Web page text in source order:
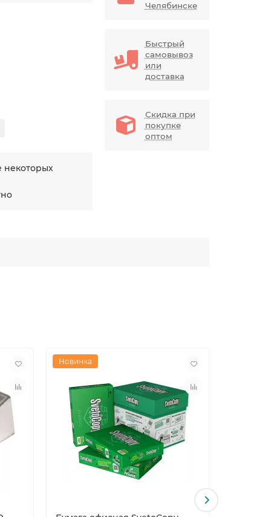
некоторых
Челябинске
Быстрый
самовывоз
или
доставка
Скидка при
покупке
оптом
Новинка